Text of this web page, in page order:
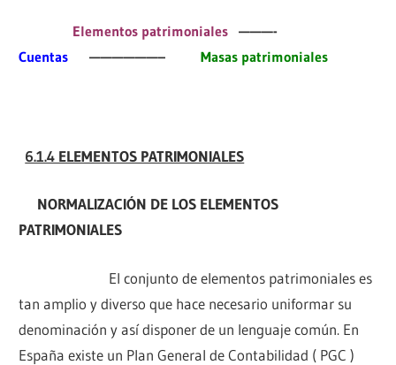
Elementos patrimoniales ———-
Cuentas
——————– Masas patrimoniales
6.1.4 ELEMENTOS PATRIMONIALES
NORMALIZACIÓN DE LOS ELEMENTOS
PATRIMONIALES
El conjunto de elementos patrimoniales es
tan amplio y diverso que hace necesario uniformar su
denominación y así disponer de un lenguaje común. En
España existe un Plan General de Contabilidad ( PGC )